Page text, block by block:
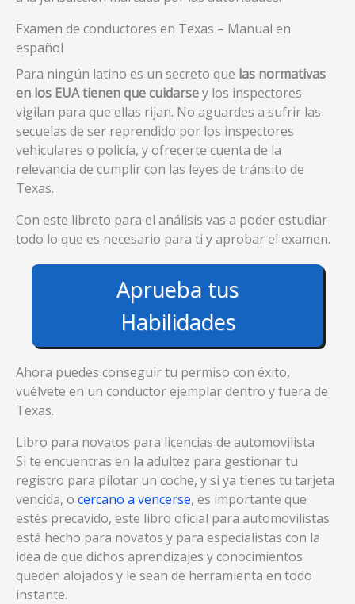
Examen de conductores en Texas – Manual en
español
Para ningún latino es un secreto que las normativas
en los EUA tienen que cuidarsey los inspectores
vigilan para que ellas rijan. No aguardes a sufrir las
secuelas de ser reprendido por los inspectores
vehiculares o policía, y ofrecerte cuenta de la
relevancia de cumplir con las leyes de tránsito de
Texas.
Con este libreto para el análisis vas a poder estudiar
todo lo que es necesario para ti y aprobar el examen.
Aprueba tus
Habilidades
Ahora puedes conseguir tu permiso con éxito,
vuélvete en un conductor ejemplar dentro y fuera de
Texas.
Libro para novatos para licencias de automovilista
Si te encuentras en la adultez para gestionar tu
registro para pilotar un coche, y si ya tienes tu tarjeta
vencida, o cercano a vencerse, es importante que
estés precavido, este libro oficial para automovilistas
está hecho para novatos y para especialistas con la
idea de que dichos aprendizajes y conocimientos
queden alojados y le sean de herramienta en todo
instante.